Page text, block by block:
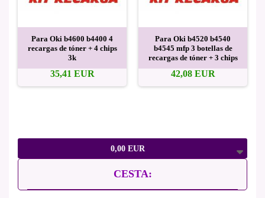
0,00 EUR
CESTA:
Para Oki b4600 b4400 4
recargas de tóner + 4 chips
3k
35,41 EUR
Para Oki b4520 b4540
b4545 mfp 3 botellas de
recargas de tóner + 3 chips
42,08 EUR